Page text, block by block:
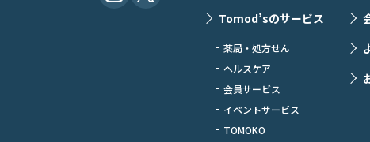
Tomod’sのサービス
薬局・処方せん
ヘルスケア
会員サービス
イベントサービス
TOMOKO